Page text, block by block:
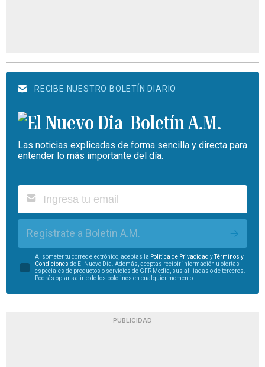
RECIBE NUESTRO BOLETÍN DIARIO
Boletín A.M.
Las noticias explicadas de forma sencilla y directa para
entender lo más importante del día.
Regístrate a Boletín A.M.
Al someter tu correo electrónico, aceptas la Política de Privacidad yTérminos y
Condiciones de El Nuevo Día. Además, aceptas recibir información u ofertas
especiales de productos o servicios de GFR Media, sus afiliadas o de terceros.
Podrás optar salirte de los boletines en cualquier momento.
PUBLICIDAD